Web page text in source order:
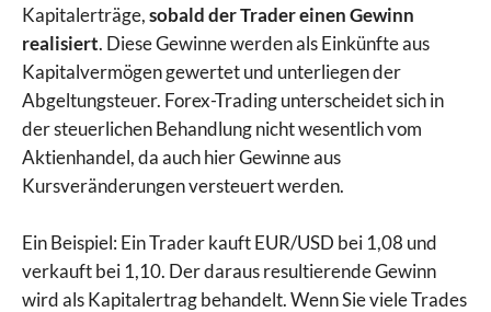
Kapitalerträge,sobald der Trader einen Gewinn
realisiert. Diese Gewinne werden als Einkünfte aus
Kapitalvermögen gewertet und unterliegen der
Abgeltungsteuer. Forex-Trading unterscheidet sich in
der steuerlichen Behandlung nicht wesentlich vom
Aktienhandel, da auch hier Gewinne aus
Kursveränderungen versteuert werden.
Ein Beispiel: Ein Trader kauft EUR/USD bei 1,08 und
verkauft bei 1,10. Der daraus resultierende Gewinn
wird als Kapitalertrag behandelt. Wenn Sie viele Trades